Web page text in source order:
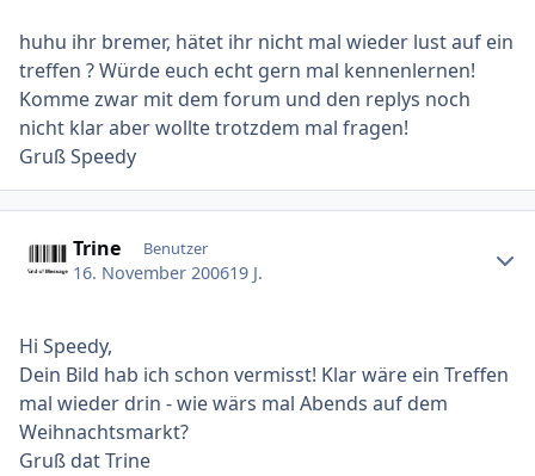
huhu ihr bremer, hätet ihr nicht mal wieder lust auf ein
treffen ? Würde euch echt gern mal kennenlernen!
Komme zwar mit dem forum und den replys noch
nicht klar aber wollte trotzdem mal fragen!
Gruß Speedy
Trine Benutzer
16. November 200619 J.
Hi Speedy,
Dein Bild hab ich schon vermisst! Klar wäre ein Treffen
mal wieder drin - wie wärs mal Abends auf dem
Weihnachtsmarkt?
Gruß dat Trine